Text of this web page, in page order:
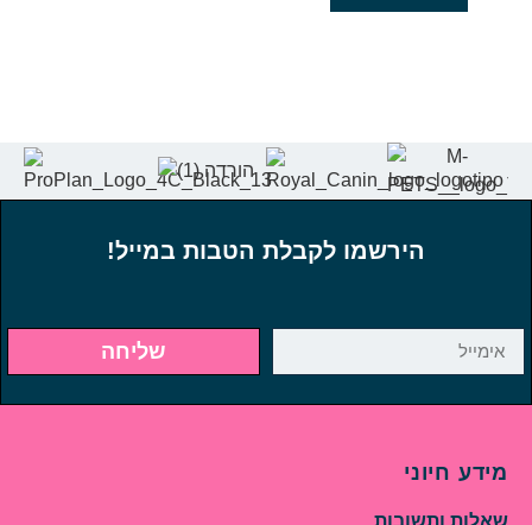
הירשמו לקבלת הטבות במייל!
שליחה
מידע חיוני
שאלות ותשובות